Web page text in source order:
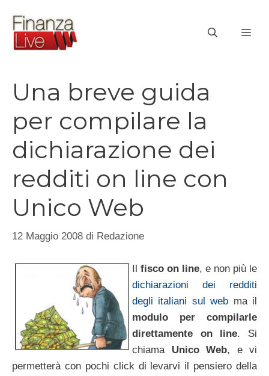
contenuto
Una breve guida
per compilare la
dichiarazione dei
redditi on line con
Unico Web
12 Maggio 2008 di Redazione
fisco on line, e non più le
dichiarazioni dei redditi
degli italiani sul web ma il
modulo per compilarle
direttamente on line. Si
chiama Unico Web, e vi
permetterà con pochi click di levarvi il pensiero della